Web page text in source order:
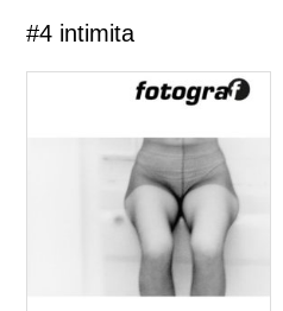
#4 intimita